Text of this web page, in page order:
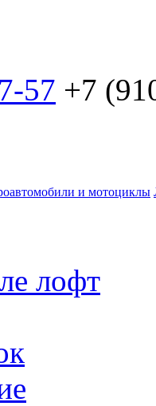
57 +7
и мотоциклы
лофт